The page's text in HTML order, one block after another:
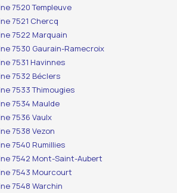
7520 Templeuve
7521 Chercq
7522 Marquain
7530 Gaurain-Ramecroix
7531 Havinnes
7532 Béclers
7533 Thimougies
7534 Maulde
7536 Vaulx
7538 Vezon
7540 Rumillies
7542 Mont-Saint-Aubert
7543 Mourcourt
7548 Warchin